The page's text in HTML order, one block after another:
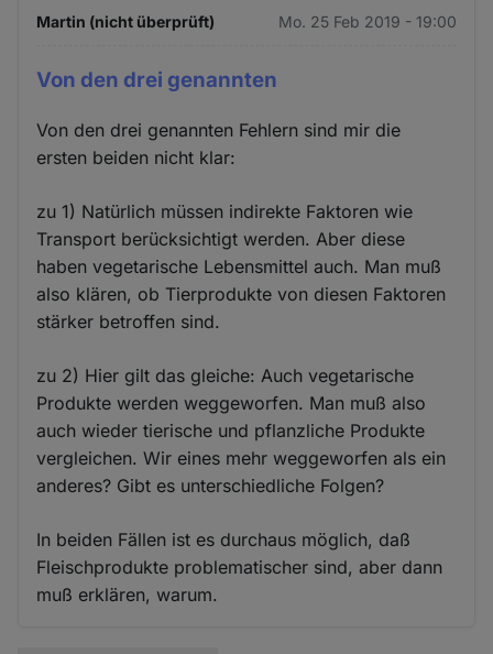
Martin (nicht überprüft) Mo. 25 Feb 2019 - 19:00
Von den drei genannten
Von den drei genannten Fehlern sind mir die
ersten beiden nicht klar:
zu 1) Natürlich müssen indirekte Faktoren wie
Transport berücksichtigt werden. Aber diese
haben vegetarische Lebensmittel auch. Man muß
also klären, ob Tierprodukte von diesen Faktoren
stärker betroffen sind.
zu 2) Hier gilt das gleiche: Auch vegetarische
Produkte werden weggeworfen. Man muß also
auch wieder tierische und pflanzliche Produkte
vergleichen. Wir eines mehr weggeworfen als ein
anderes? Gibt es unterschiedliche Folgen?
In beiden Fällen ist es durchaus möglich, daß
Fleischprodukte problematischer sind, aber dann
muß erklären, warum.